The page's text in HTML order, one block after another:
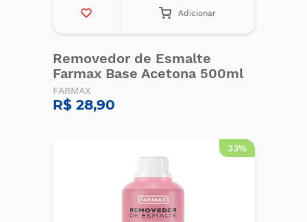
Adicionar
Removedor de Esmalte
Farmax Base Acetona 500ml
FARMAX
R$ 28,90
33%